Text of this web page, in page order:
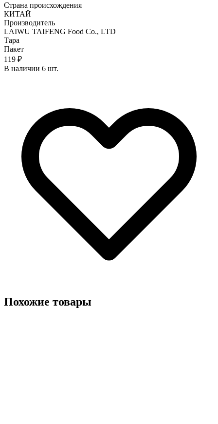
Страна происхождения
КИТАЙ
Производитель
LAIWU TAIFENG Food Co., LTD
Тара
Пакет
119 ₽
В наличии 6 шт.
Похожие товары